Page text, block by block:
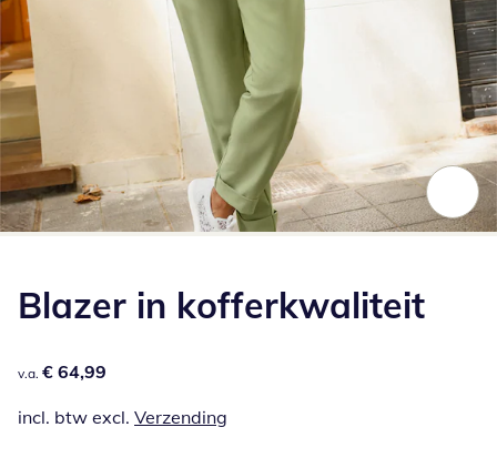
Blazer in kofferkwaliteit
€ 64,99
v.a. € 64,99
incl. btw excl. Verzending